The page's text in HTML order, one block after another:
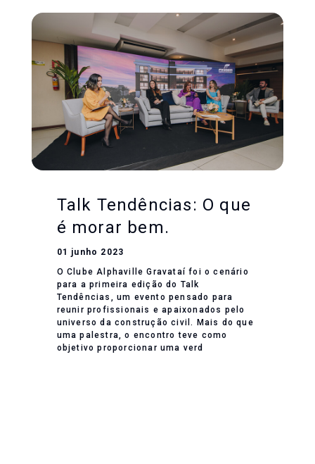
Talk Tendências: O que
é morar bem.
01 junho 2023
O Clube Alphaville Gravataí foi o cenário
para a primeira edição do Talk
Tendências, um evento pensado para
reunir profissionais e apaixonados pelo
universo da construção civil. Mais do que
uma palestra, o encontro teve como
objetivo proporcionar uma verd